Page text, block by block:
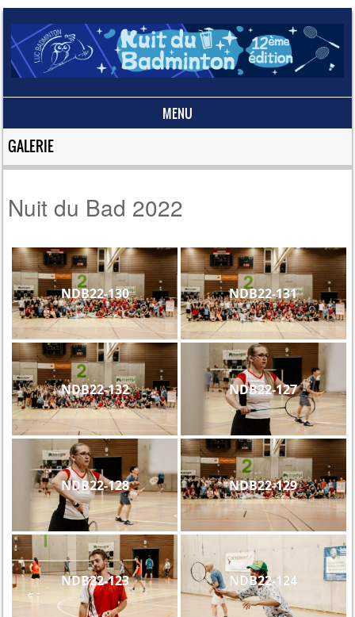
MENU
Skip to content
GALERIE
Nuit du Bad 2022
NDB22-130 NDB22-131
NDB22-132 NDB22-127
NDB22-128 NDB22-129
NDB22-123 NDB22-124